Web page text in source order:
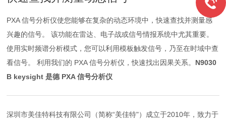
PXA 信号分析仪使您能够在复杂的动态环境中，快速查找并测量感
兴趣的信号。 该功能在雷达、电子战或信号情报系统中尤其重要。
使用实时频谱分析模式，您可以利用模板触发信号，乃至在时域中查
看信号。 利用我们的 PXA 信号分析仪，快速找出因果关系。 N9030
B keysight 是德 PXA 信号分析仪
深圳市美佳特科技有限公司（简称“美佳特"）成立于2010年，致力于